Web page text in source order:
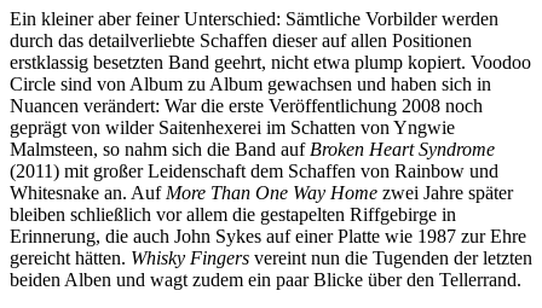
Ein kleiner aber feiner Unterschied: Sämtliche Vorbilder werden
durch das detailverliebte Schaffen dieser auf allen Positionen
erstklassig besetzten Band geehrt, nicht etwa plump kopiert. Voodoo
Circle sind von Album zu Album gewachsen und haben sich in
Nuancen verändert: War die erste Veröffentlichung 2008 noch
geprägt von wilder Saitenhexerei im Schatten von Yngwie
Malmsteen, so nahm sich die Band auf Broken Heart Syndrome
(2011) mit großer Leidenschaft dem Schaffen von Rainbow und
Whitesnake an. Auf More Than One Way Home zwei Jahre später
bleiben schließlich vor allem die gestapelten Riffgebirge in
Erinnerung, die auch John Sykes auf einer Platte wie 1987 zur Ehre
gereicht hätten. Whisky Fingers vereint nun die Tugenden der letzten
beiden Alben und wagt zudem ein paar Blicke über den Tellerrand.